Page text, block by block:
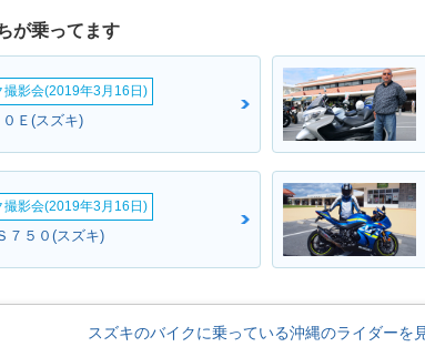
4・追加 2008年 Let's 4
・マイ
2007年 Let's 4
2007年 Let's 4・マイ
ーチェンジ
が乗ってます
撮影会(2019年3月16日)
Ｅ(スズキ)
撮影会(2019年3月16日)
７５０(スズキ)
スズキのバイクに乗っている沖縄のライダーを